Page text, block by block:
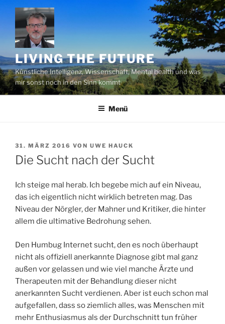
Zum
Inhalt
springen
LIVING THE FUTURE
Künstliche Intelligenz, Wissenschaft, Mental health und was
mir sonst noch in den Sinn kommt
Menü
VERÖFFENTLICHT
AM
31. MÄRZ 2016 VON UWE HAUCK
Die Sucht nach der Sucht
Ich steige mal herab. Ich begebe mich auf ein Niveau,
das ich eigentlich nicht wirklich betreten mag. Das
Niveau der Nörgler, der Mahner und Kritiker, die hinter
allem die ultimative Bedrohung sehen.
Den Humbug Internet sucht, den es noch überhaupt
nicht als offiziell anerkannte Diagnose gibt mal ganz
außen vor gelassen und wie viel manche Ärzte und
Therapeuten mit der Behandlung dieser nicht
anerkannten Sucht verdienen. Aber ist euch schon mal
aufgefallen, dass so ziemlich alles, was Menschen mit
mehr Enthusiasmus als der Durchschnitt tun früher